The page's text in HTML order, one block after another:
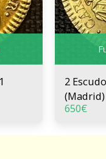
2 Escudos Or
(Madrid)
650€